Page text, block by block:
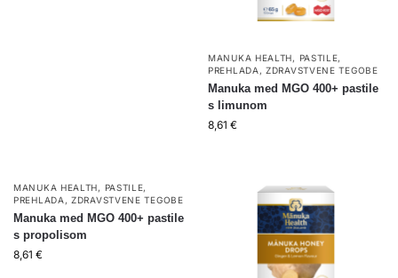
MANUKA HEALTH, PASTILE,
PREHLADA ,ZDRAVSTVENE TEGOBE
Manuka med MGO 400+ pastile
s limunom
8,61 €
MANUKA HEALTH, PASTILE,
PREHLADA ,ZDRAVSTVENE TEGOBE
Manuka med MGO 400+ pastile
s propolisom
8,61 €